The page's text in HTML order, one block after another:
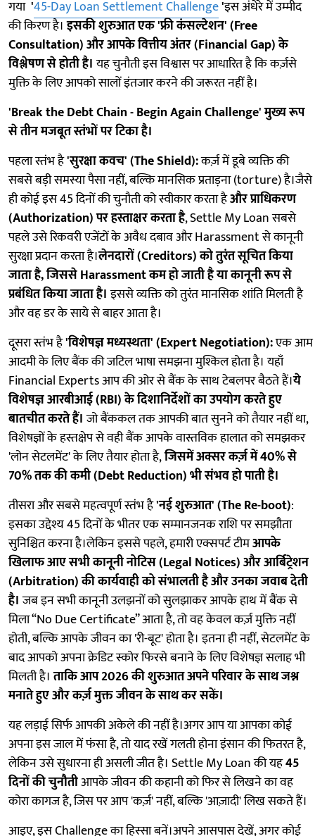
गया '45-Day Loan Settlement Challenge'इस अंधेरे में उम्मीद
की किरण है।इसकी शुरुआत एक 'फ्री कंसल्टेशन' (Free
Consultation) और आपके वित्तीय अंतर (Financial Gap) के
विश्लेषण से होती है।यह चुनौती इस विश्वास पर आधारित है कि कर्ज़से
मुक्ति के लिए आपको सालों इंतजार करने की जरूरत नहीं है।
'Break the Debt Chain - Begin Again Challenge' मुख्य रूप
से तीन मजबूत स्तंभों पर टिका है।
पहला स्तंभ है'सुरक्षा कवच' (The Shield):कर्ज़ में डूबे व्यक्ति की
सबसे बड़ी समस्या पैसा नहीं, बल्कि मानसिक प्रताड़ना (torture) है।जैसे
ही कोई इस 45 दिनों की चुनौती को स्वीकार करता हैऔर प्राधिकरण
(Authorization) पर हस्ताक्षर करता है, Settle My Loan सबसे
पहले उसे रिकवरी एजेंटों के अवैध दबाव और Harassment से कानूनी
सुरक्षा प्रदान करता है।लेनदारों (Creditors) को तुरंत सूचित किया
जाता है, जिससे Harassment कम हो जाती है या कानूनी रूप से
प्रबंधित किया जाता है।इससे व्यक्ति को तुरंत मानसिक शांति मिलती है
और वह डर के साये से बाहर आता है।
दूसरा स्तंभ है'विशेषज्ञ मध्यस्थता' (Expert Negotiation):एक आम
आदमी के लिए बैंक की जटिल भाषा समझना मुश्किल होता है। यहाँ
Financial Experts आप की ओर से बैंक के साथ टेबलपर बैठते हैं।ये
विशेषज्ञ आरबीआई (RBI) के दिशानिर्देशों का उपयोग करते हुए
बातचीत करते हैं।जो बैंककल तक आपकी बात सुनने को तैयार नहीं था,
विशेषज्ञों के हस्तक्षेप से वही बैंक आपके वास्तविक हालात को समझकर
'लोन सेटलमेंट' के लिए तैयार होता है,जिसमें अक्सर कर्ज़ में 40% से
70% तक की कमी (Debt Reduction) भी संभव हो पाती है।
तीसरा और सबसे महत्वपूर्ण स्तंभ है'नई शुरुआत' (The Re-boot):
इसका उद्देश्य 45 दिनों के भीतर एक सम्मानजनक राशि पर समझौता
सुनिश्चित करना है।लेकिन इससे पहले, हमारी एक्सपर्ट टीमआपके
खिलाफ आए सभी कानूनी नोटिस (Legal Notices) और आर्बिट्रेशन
(Arbitration) की कार्यवाही को संभालती है और उनका जवाब देती
है।जब इन सभी कानूनी उलझनों को सुलझाकर आपके हाथ में बैंक से
मिला “No Due Certificate” आता है, तो वह केवल कर्ज़ मुक्ति नहीं
होती, बल्कि आपके जीवन का 'री-बूट' होता है। इतना ही नहीं, सेटलमेंट के
बाद आपको अपना क्रेडिट स्कोर फिरसे बनाने के लिए विशेषज्ञ सलाह भी
मिलती है।ताकि आप 2026 की शुरुआत अपने परिवार के साथ जश्न
मनाते हुए और कर्ज़ मुक्त जीवन के साथ कर सकें।
यह लड़ाई सिर्फ आपकी अकेले की नहीं है।अगर आप या आपका कोई
अपना इस जाल में फंसा है, तो याद रखें गलती होना इंसान की फितरत है,
लेकिन उसे सुधारना ही असली जीत है। Settle My Loan की यह45
दिनों की चुनौतीआपके जीवन की कहानी को फिर से लिखने का वह
कोरा कागज है, जिस पर आप 'कर्ज़' नहीं, बल्कि 'आज़ादी' लिख सकते हैं।
आइए, इस Challenge का हिस्सा बनें।अपने आसपास देखें, अगर कोई